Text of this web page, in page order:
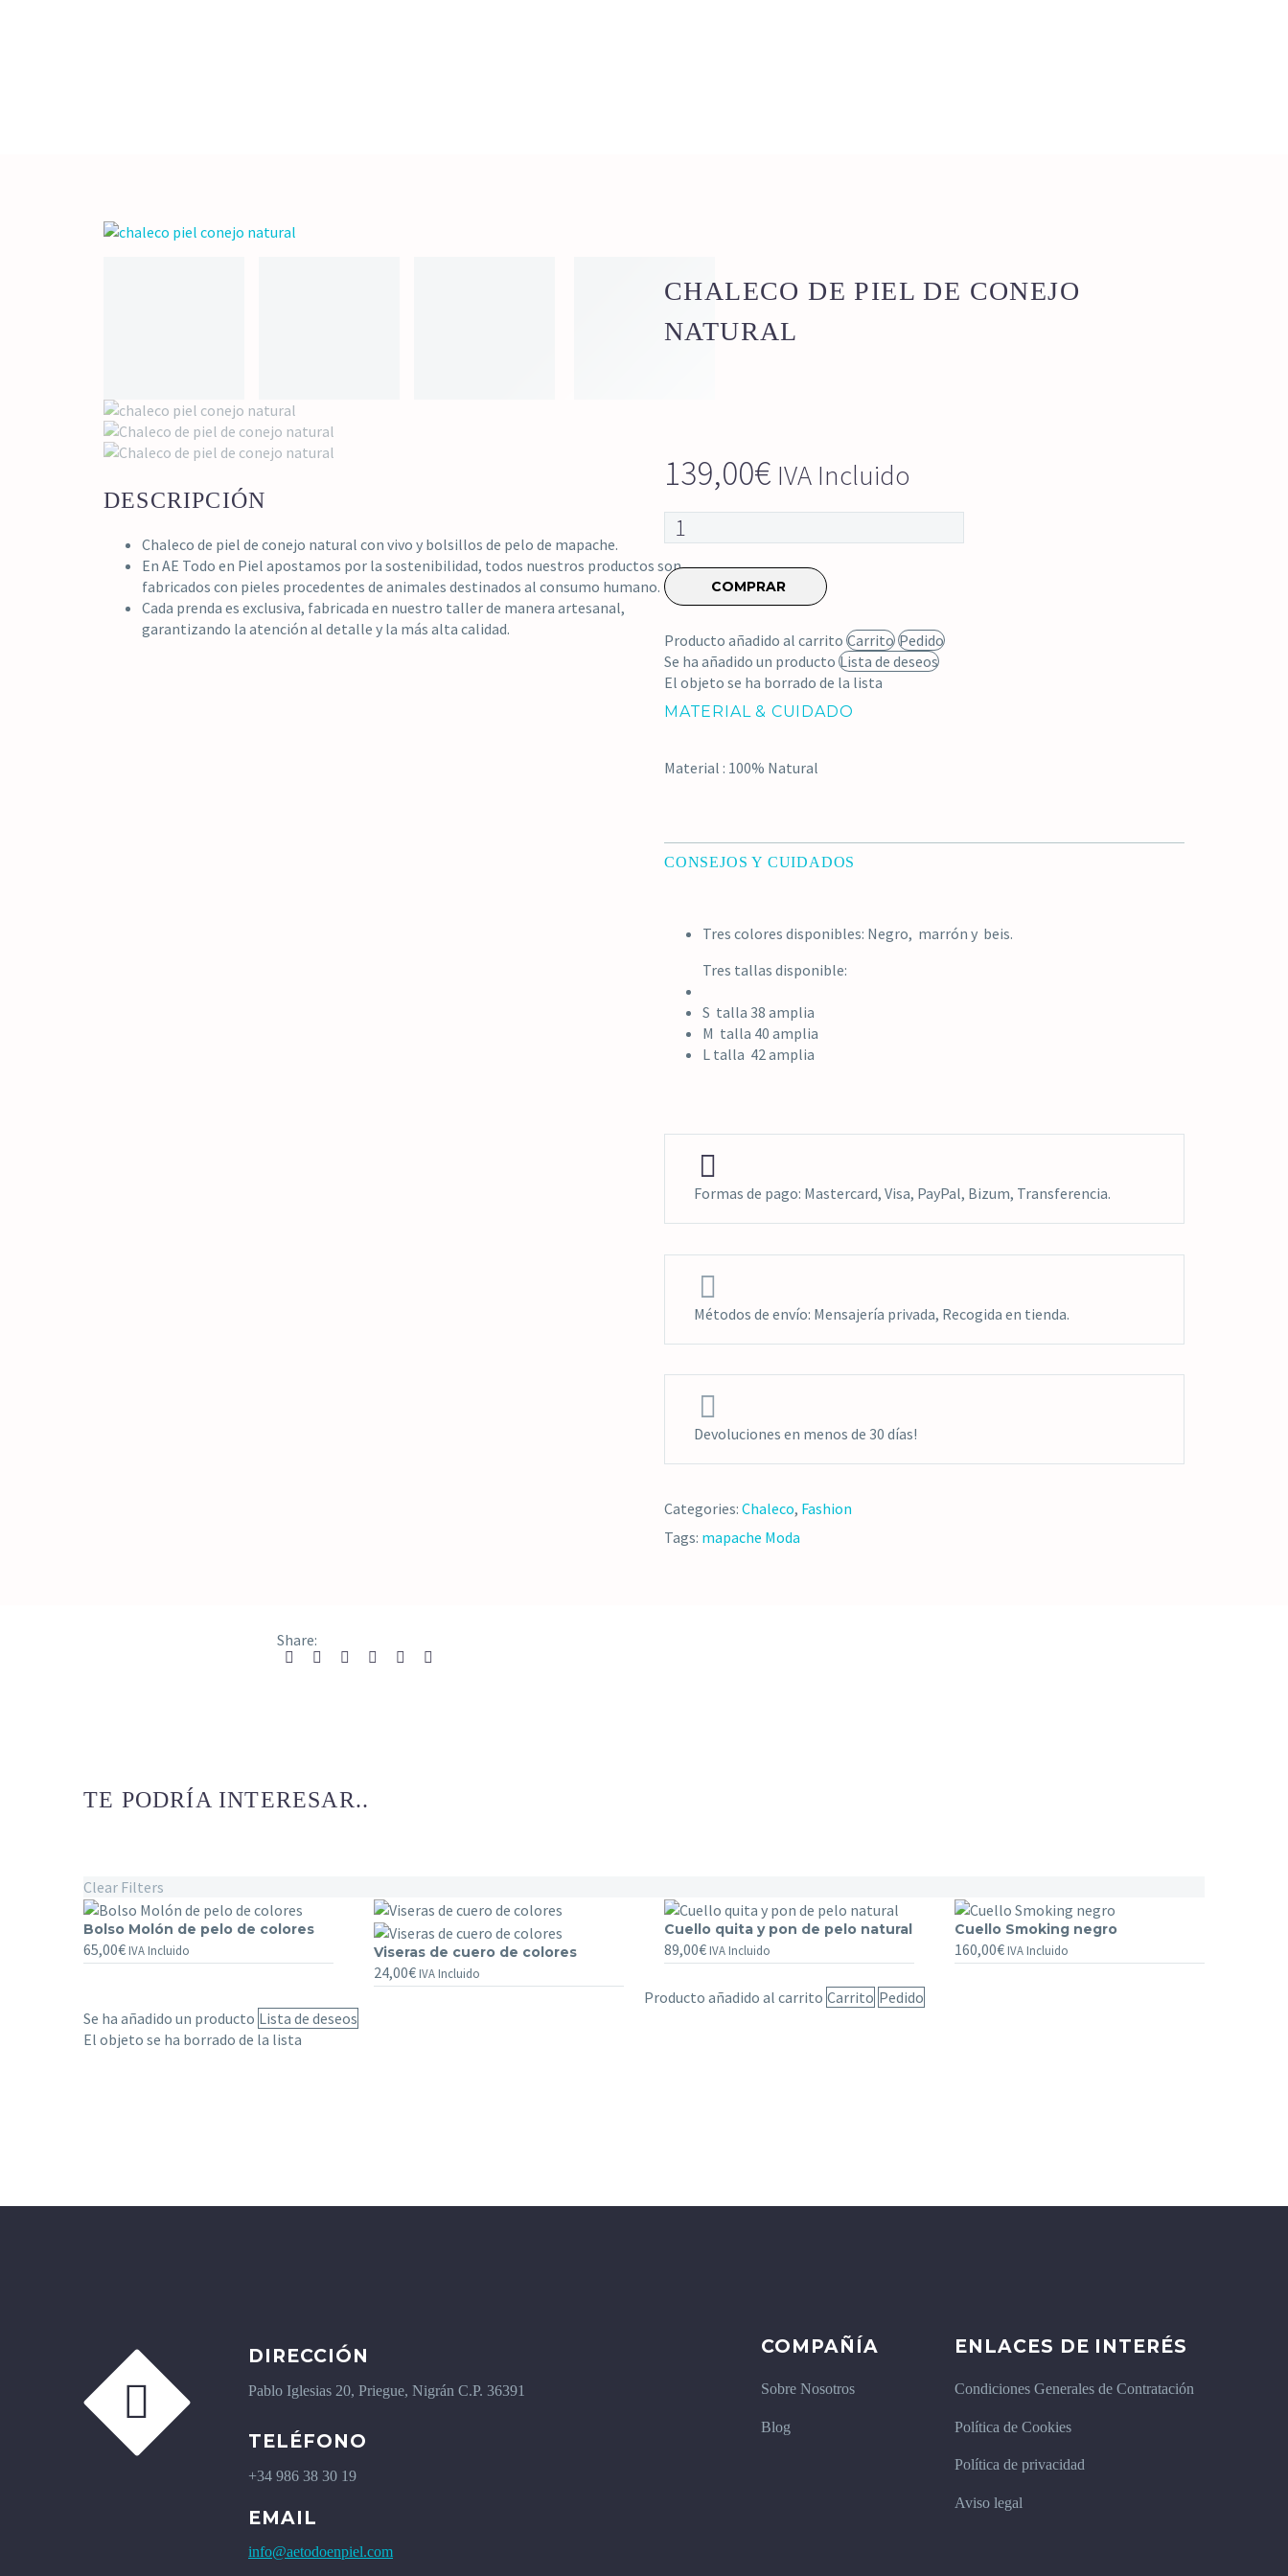
DESCRIPCIÓN
Chaleco de piel de conejo natural con vivo y bolsillos de pelo de mapache.
En AE Todo en Piel apostamos por la sostenibilidad, todos nuestros productos son
fabricados con pieles procedentes de animales destinados al consumo humano.
Cada prenda es exclusiva, fabricada en nuestro taller de manera artesanal,
garantizando la atención al detalle y la más alta calidad.
CHALECO DE PIEL DE CONEJO
NATURAL
139,00€ IVA Incluido
Chaleco
de
piel
de
conejo
cantidad
COMPRAR
Producto añadido al carrito Carrito Pedido
Se ha añadido un producto Lista de deseos
El objeto se ha borrado de la lista
MATERIAL & CUIDADO
Material : 100% Natural
CONSEJOS Y CUIDADOS
Tres colores disponibles: Negro, marrón y beis.
Tres tallas disponible:
S talla 38 amplia
M talla 40 amplia
L talla 42 amplia


Formas de pago: Mastercard, Visa, PayPal, Bizum, Transferencia.


Métodos de envío: Mensajería privada, Recogida en tienda.


Devoluciones en menos de 30 días!
Categories: Chaleco, Fashion
Tags: mapache Moda
Share:
TE PODRÍA INTERESAR..
Clear Filters
Bolso
Molón
de
colores
Bolso Molón de pelo de colores
65,00€ IVA Incluido
Viseras
de
Viseras de cuero de colores
24,00€ IVA Incluido
Cuello
quita
pon
Cuello quita y pon de pelo natural
89,00€ IVA Incluido
Cuello
Smoking
Cuello Smoking negro
160,00€ IVA Incluido
Producto añadido al carrito Carrito Pedido
Se ha añadido un producto Lista de deseos
El objeto se ha borrado de la lista


DIRECCIÓN
Pablo Iglesias 20, Priegue, Nigrán C.P. 36391
TELÉFONO
+34 986 38 30 19
EMAIL
info@aetodoenpiel.com
COMPAÑÍA
Sobre Nosotros
Blog
ENLACES DE INTERÉS
Condiciones Generales de Contratación
Política de Cookies
Política de privacidad
Aviso legal